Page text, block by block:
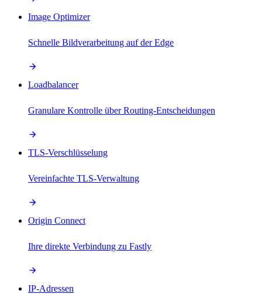
Image Optimizer
Schnelle Bildverarbeitung auf der Edge
Loadbalancer
Granulare Kontrolle über Routing-Entscheidungen
TLS-Verschlüsselung
Vereinfachte TLS-Verwaltung
Origin Connect
Ihre direkte Verbindung zu Fastly
IP-Adressen